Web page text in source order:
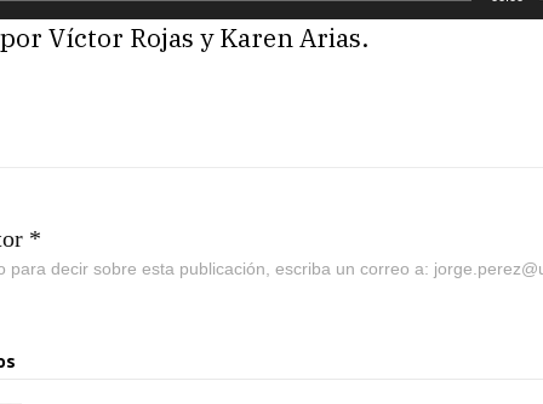
Víctor Rojas y Karen Arias.
*
para decir sobre esta publicación, escriba un correo a: